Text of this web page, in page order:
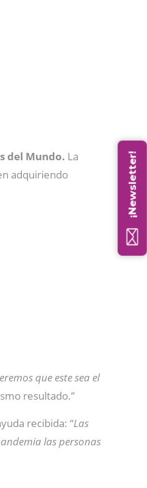
del Mundo. La
adquiriendo
que este sea el
resultado.”
recibida: “Las
las personas
¡Newsletter!